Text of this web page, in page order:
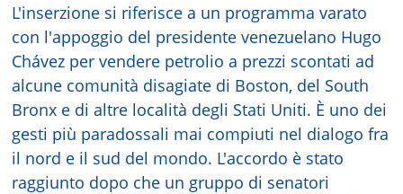
L'inserzione si riferisce a un programma varato
con l'appoggio del presidente venezuelano Hugo
Chávez per vendere petrolio a prezzi scontati ad
alcune comunità disagiate di Boston, del South
Bronx e di altre località degli Stati Uniti. È uno dei
gesti più paradossali mai compiuti nel dialogo fra
il nord e il sud del mondo. L'accordo è stato
raggiunto dopo che un gruppo di senatori